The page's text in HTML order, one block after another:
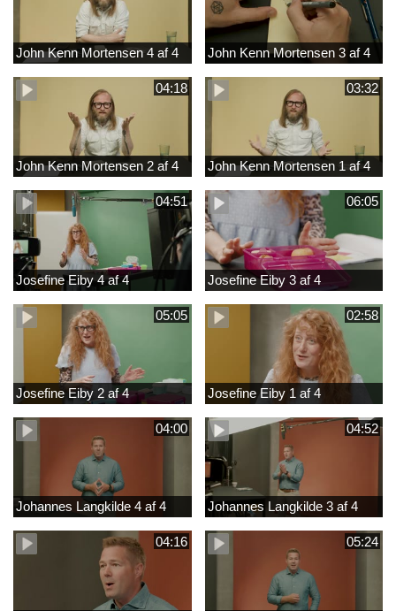
John Kenn Mortensen 4 af 4 John Kenn Mortensen 3 af 4
04:18
John Kenn Mortensen 2 af 4
03:32
John Kenn Mortensen 1 af 4
04:51
Josefine Eiby 4 af 4
06:05
Josefine Eiby 3 af 4
05:05
Josefine Eiby 2 af 4
02:58
Josefine Eiby 1 af 4
04:00
Johannes Langkilde 4 af 4
04:52
Johannes Langkilde 3 af 4
04:16 05:24